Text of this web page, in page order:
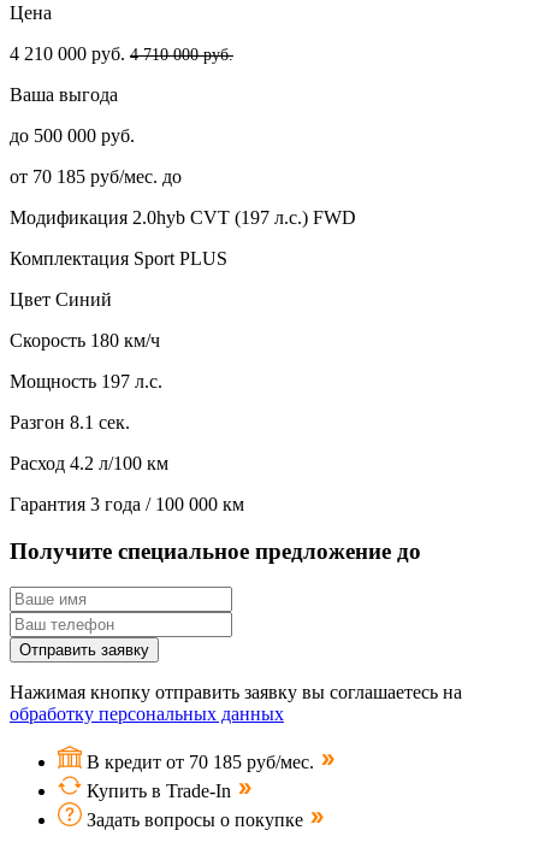
Цена
4 210 000 руб. 4 710 000 руб.
Ваша выгода
до 500 000 руб.
от 70 185 руб/мес. до
Модификация 2.0hyb CVT (197 л.с.) FWD
Комплектация Sport PLUS
Цвет Синий
Скорость 180 км/ч
Мощность 197 л.с.
Разгон 8.1 сек.
Расход 4.2 л/100 км
Гарантия 3 года / 100 000 км
Получите специальное предложение до
Отправить заявку
Нажимая кнопку отправить заявку вы соглашаетесь на
обработку персональных данных
В кредит от 70 185 руб/мес.
Купить в Trade-In
Задать вопросы о покупке